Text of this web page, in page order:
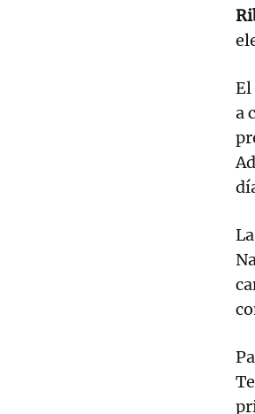
El
a